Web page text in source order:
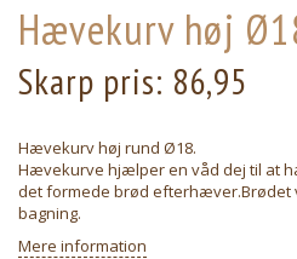
Hævekurv høj
Skarp pris: 86,95
Hævekurv høj rund Ø18.
Hævekurve hjælper en våd dej til at
det formede brød efterhæver.Brødet
bagning.
Mere information